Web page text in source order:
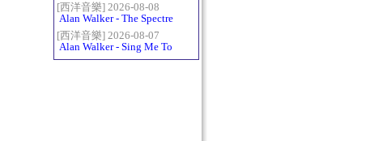
[西洋音樂] 2026-08-08
Alan Walker - The Spectre
[西洋音樂] 2026-08-07
Alan Walker - Sing Me To
Sleep